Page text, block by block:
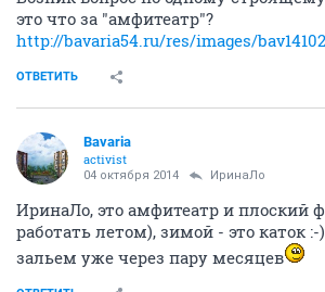
это что за "амфитеатр"?
http://bavaria54.ru/res/images/
ОТВЕТИТЬ
Bavaria
activist
04 октября 2014 ИринаЛо
ИринаЛо, это амфитеатр и плоский
работать летом), зимой - это каток
зальем уже через пару месяцев